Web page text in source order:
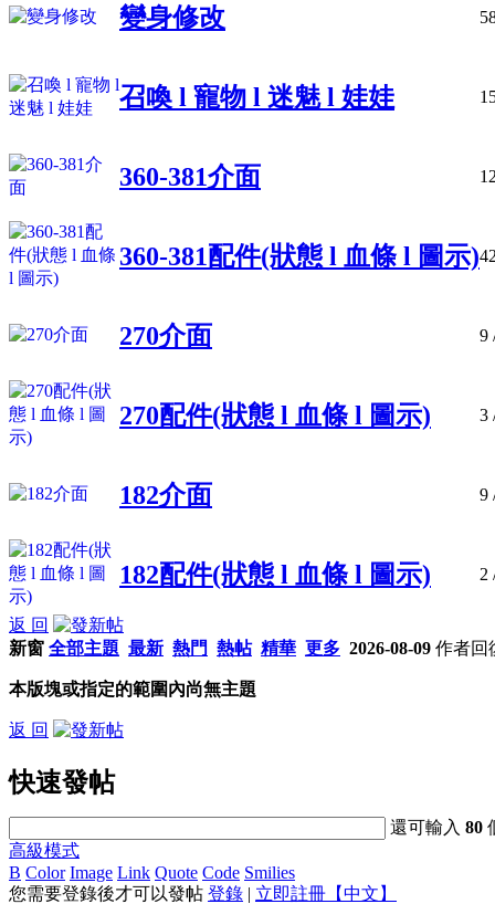
變身修改
召喚 l 寵物 l 迷魅 l 娃娃
360-381介面
360-381配件(狀態 l 血條 l 圖示)
270介面 9
270配件(狀態 l 血條 l 圖示) 3
182介面 9
182配件(狀態 l 血條 l 圖示) 2
返 回
新窗 全部主題 最新 熱門 熱帖 精華 更多 2026-08-09 作者回
本版塊或指定的範圍內尚無主題
返 回
快速發帖
還可輸入80
高級模式
B Color Image Link Quote Code Smilies
您需要登錄後才可以發帖 登錄 | 立即註冊【中文】